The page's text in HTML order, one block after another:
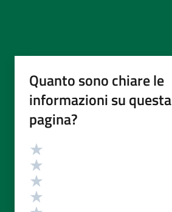
Quanto sono chiare le
informazioni su questa
pagina?
Valutazione